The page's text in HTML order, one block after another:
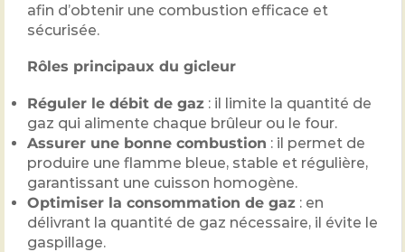
afin d’obtenir une combustion efficace et
sécurisée.
Rôles principaux du gicleur
Réguler le débit de gaz : il limite la quantité de
gaz qui alimente chaque brûleur ou le four.
Assurer une bonne combustion : il permet de
produire une flamme bleue, stable et régulière,
garantissant une cuisson homogène.
Optimiser la consommation de gaz : en
délivrant la quantité de gaz nécessaire, il évite le
gaspillage.